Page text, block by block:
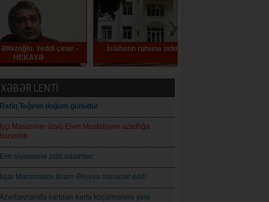
çinar -
İslahatın ruhuna zidd qərar
XƏBƏR LENTİ
Rafiq Tağının doğum günüdür
İşçi Masasının üzvü Elvin Mustafayev azadlığa
buraxılıb
Elm siyasətinə zidd addımlar
İlqar Məmmədov İlham Əliyevə müraciət edib
Azərbaycanda kartdan-karta köçürmələrə yeni